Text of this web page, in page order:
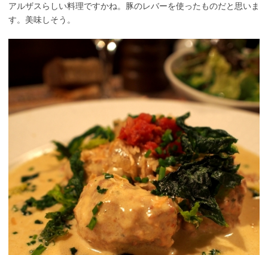
アルザスらしい料理ですかね。豚のレバーを使ったものだと思いま
す。美味しそう。